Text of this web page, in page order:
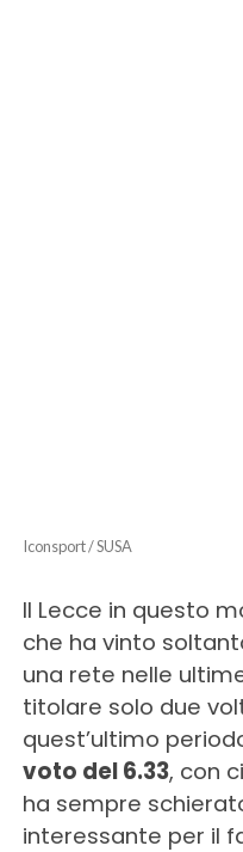
Iconsport / SUSA
Il Lecce in questo
che ha vinto
una rete nelle
titolare solo due
quest’ultimo
voto del 6.33, con
ha sempre
interessante per il